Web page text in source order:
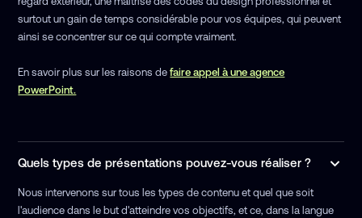
surtout un gain de temps considérable pour vos équipes, qui peuvent
ainsi se concentrer sur ce qui compte vraiment.
En savoir plus sur les raisons defaire appel à une agence
PowerPoint.
Quels types de présentations pouvez-vous réaliser ?
Nous intervenons sur tous les types de contenu et quel que soit
l'audience dans le but d'atteindre vos objectifs, et ce, dans la langue